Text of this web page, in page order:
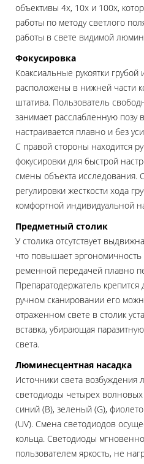
объективы 4х, 10х и 100х,
работы по методу светлого
работы в свете видимой
Фокусировка
Коаксиальные рукоятки грубой
расположены в нижней части
штатива. Пользователь
занимает расслабленную позу
настраивается плавно и без
С правой стороны находится
фокусировки для быстрой
смены объекта исследования.
регулировки жесткости хода
комфортной индивидуальной
Предметный столик
У столика отсутствует
что повышает
ременной передачей плавно
Препаратодержатель
ручном сканировании его
отраженном свете в столик
вставка, убирающая
света.
Люминесцентная насадка
Источники света
светодиоды четырех
синий (В), зеленый (G),
(UV). Смена светодиодов
кольца. Светодиоды
пользователем яркость, не